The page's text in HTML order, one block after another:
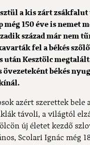
a kis zárt
még 150 éve is nemet
század már nem
fel a békés
után Kesztölc
övezeteként békés
azért szerettek
távoli, a világtól
új életet kezdő
Scolari Ignác még